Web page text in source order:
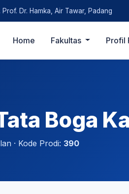
Prof. Dr. Hamka, Air Tawar, Padang
Home Fakultas Profil
Boga
· Kode Prodi: 390